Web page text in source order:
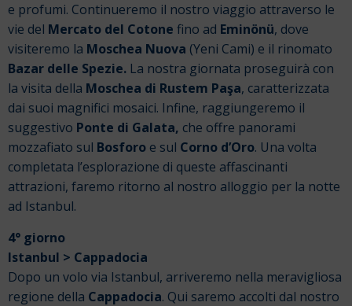
e profumi. Continueremo il nostro viaggio attraverso le
vie del Mercato del Cotone fino ad Eminönü, dove
visiteremo la Moschea Nuova (Yeni Cami) e il rinomato
Bazar delle Spezie. La nostra giornata proseguirà con
la visita della Moschea di Rustem Paşa, caratterizzata
dai suoi magnifici mosaici. Infine, raggiungeremo il
suggestivo Ponte di Galata, che offre panorami
mozzafiato sul Bosforo e sul Corno d’Oro. Una volta
completata l’esplorazione di queste affascinanti
attrazioni, faremo ritorno al nostro alloggio per la notte
ad Istanbul.
4° giorno
Istanbul > Cappadocia
Dopo un volo via Istanbul, arriveremo nella meravigliosa
regione della Cappadocia. Qui saremo accolti dal nostro